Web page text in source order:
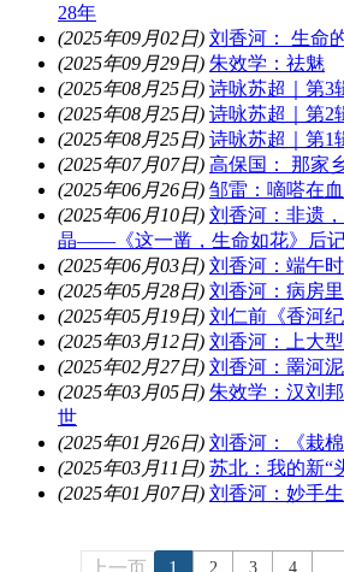
28年
(2025年09月02日) 刘香河： 生命
(2025年09月29日) 朱效学：祛魅
(2025年08月25日) 诗咏苏超｜第3
(2025年08月25日) 诗咏苏超｜第2
(2025年08月25日) 诗咏苏超｜第1
(2025年07月07日) 高保国： 那家
(2025年06月26日) 邹雷：嘀嗒在
(2025年06月10日) 刘香河：非遗
晶——《这一凿，生命如花》后
(2025年06月03日) 刘香河：端午
(2025年05月28日) 刘香河：病房
(2025年05月19日) 刘仁前《香河
(2025年03月12日) 刘香河：上大型
(2025年02月27日) 刘香河：罱河泥
(2025年03月05日) 朱效学：汉刘
世
(2025年01月26日) 刘香河：《栽
(2025年03月11日) 苏北：我的新“
(2025年01月07日) 刘香河：妙手
上一页 1 2 3 4